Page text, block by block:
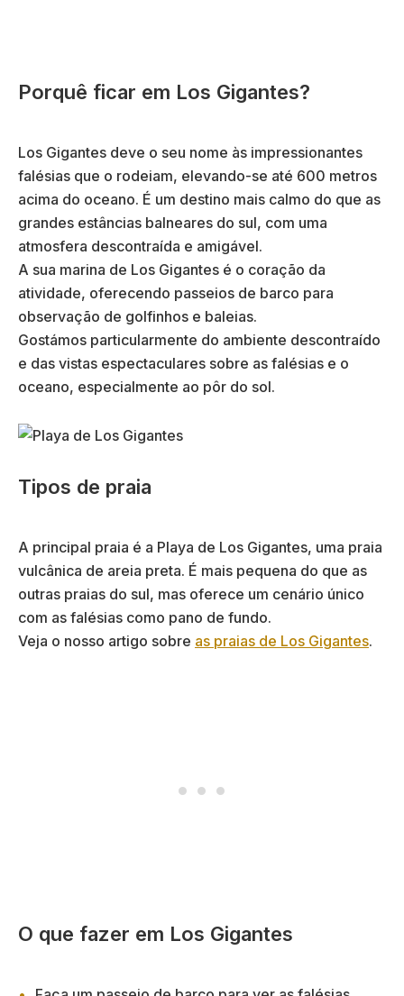
Porquê ficar em Los Gigantes?
Los Gigantes deve o seu nome às impressionantes
falésias que o rodeiam, elevando-se até 600 metros
acima do oceano. É um destino mais calmo do que as
grandes estâncias balneares do sul, com uma
atmosfera descontraída e amigável.
A sua marina de Los Gigantes é o coração da
atividade, oferecendo passeios de barco para
observação de golfinhos e baleias.
Gostámos particularmente do ambiente descontraído
e das vistas espectaculares sobre as falésias e o
oceano, especialmente ao pôr do sol.
Tipos de praia
A principal praia é a Playa de Los Gigantes, uma praia
vulcânica de areia preta. É mais pequena do que as
outras praias do sul, mas oferece um cenário único
com as falésias como pano de fundo.
Veja o nosso artigo sobre as praias de Los Gigantes.
O que fazer em Los Gigantes